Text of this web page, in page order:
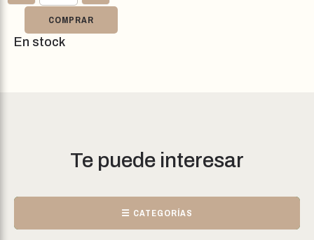
COMPRAR
En stock
Te puede interesar
☰ CATEGORÍAS